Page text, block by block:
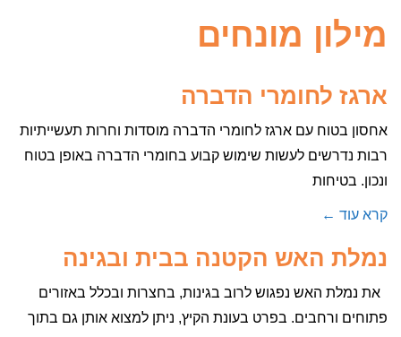
מילון מונחים
ארגז לחומרי הדברה
אחסון בטוח עם ארגז לחומרי הדברה מוסדות וחרות תעשייתיות
רבות נדרשים לעשות שימוש קבוע בחומרי הדברה באופן בטוח
ונכון. בטיחות
קרא עוד ←
נמלת האש הקטנה בבית ובגינה
את נמלת האש נפגוש לרוב בגינות, בחצרות ובכלל באזורים
פתוחים ורחבים. בפרט בעונת הקיץ, ניתן למצוא אותן גם בתוך